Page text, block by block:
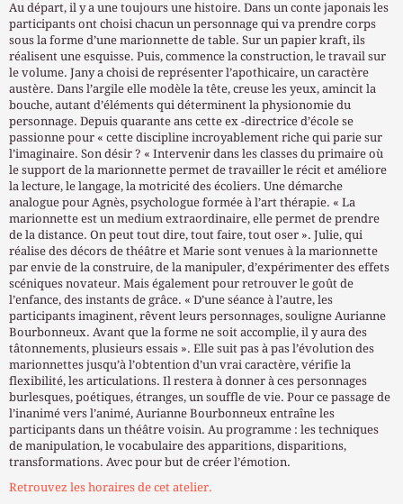
Au départ, il y a une toujours une histoire. Dans un conte japonais les
participants ont choisi chacun un personnage qui va prendre corps
sous la forme d’une marionnette de table. Sur un papier kraft, ils
réalisent une esquisse. Puis, commence la construction, le travail sur
le volume. Jany a choisi de représenter l’apothicaire, un caractère
austère. Dans l’argile elle modèle la tête, creuse les yeux, amincit la
bouche, autant d’éléments qui déterminent la physionomie du
personnage. Depuis quarante ans cette ex -directrice d’école se
passionne pour « cette discipline incroyablement riche qui parie sur
l’imaginaire. Son désir ? « Intervenir dans les classes du primaire où
le support de la marionnette permet de travailler le récit et améliore
la lecture, le langage, la motricité des écoliers. Une démarche
analogue pour Agnès, psychologue formée à l’art thérapie. « La
marionnette est un medium extraordinaire, elle permet de prendre
de la distance. On peut tout dire, tout faire, tout oser ». Julie, qui
réalise des décors de théâtre et Marie sont venues à la marionnette
par envie de la construire, de la manipuler, d’expérimenter des effets
scéniques novateur. Mais également pour retrouver le goût de
l’enfance, des instants de grâce. « D’une séance à l’autre, les
participants imaginent, rêvent leurs personnages, souligne Aurianne
Bourbonneux. Avant que la forme ne soit accomplie, il y aura des
tâtonnements, plusieurs essais ». Elle suit pas à pas l’évolution des
marionnettes jusqu’à l’obtention d’un vrai caractère, vérifie la
flexibilité, les articulations. Il restera à donner à ces personnages
burlesques, poétiques, étranges, un souffle de vie. Pour ce passage de
l’inanimé vers l’animé, Aurianne Bourbonneux entraîne les
participants dans un théâtre voisin. Au programme : les techniques
de manipulation, le vocabulaire des apparitions, disparitions,
transformations. Avec pour but de créer l’émotion.
Retrouvez les horaires de cet atelier.